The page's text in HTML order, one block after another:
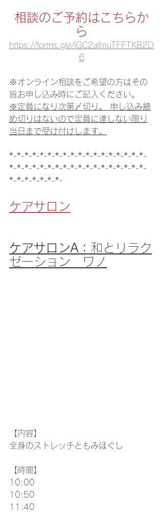
相談のご予約はこちらか
ら
https://forms.gle/iGC2afmuTFFTKB2D
6
※オンライン相談をご希望の方はその
旨お申し込み時にご記入ください。
※定員になり次第〆切り。 申し込み締
め切りはないので定員に達しない限り
当日まで受け付けします。
*-*-*-*-*-*-*-*-*-*-*-*-*-*-*-*-*-*-
*-*-*-*-*-*-*-*-*-*-*-*-*-*-*-*-*-*-
*-*-*-*-*-*-*-
ケアサロン
ケアサロンA： 和とリラク
ゼーション　ワノ
【内容】
全身のストレッチともみほぐし
【時間】
10:00
10:50
11:40